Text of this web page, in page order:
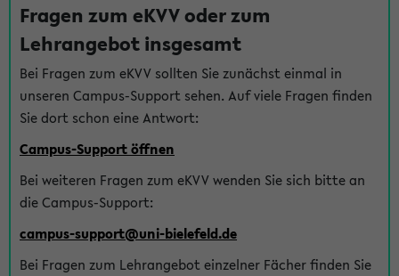
Fragen zum eKVV oder zum
Lehrangebot insgesamt
Bei Fragen zum eKVV sollten Sie zunächst einmal in
unseren Campus-Support sehen. Auf viele Fragen finden
Sie dort schon eine Antwort:
Campus-Support öffnen
Bei weiteren Fragen zum eKVV wenden Sie sich bitte an
die Campus-Support:
campus-support@uni-bielefeld.de
Bei Fragen zum Lehrangebot einzelner Fächer finden Sie